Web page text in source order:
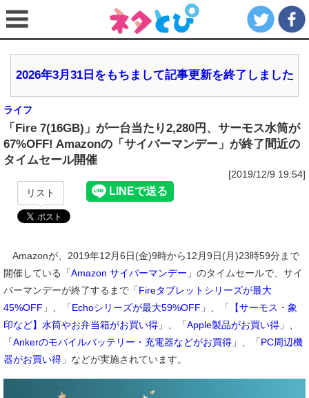
2026年3月31日をもちまして記事更新を終了しました
ライフ
「Fire 7(16GB)」が一台当たり2,280円、サーモス水筒が
67%OFF! Amazonの「サイバーマンデー」が終了間近の
タイムセール開催
[2019/12/9 19:54]
リスト
Amazonが、2019年12月6日(金)9時から12月9日(月)23時59分まで
開催している「Amazon サイバーマンデー 」のタイムセールで、サイ
バーマンデーが終了するまで「Fireタブレットシリーズが最大
45%OFF 」、「Echoシリーズが最大59%OFF 」、「
【サーモス・象
印など】水筒やお弁当箱がお買い得 」、「Apple製品がお買い得 」、
「Ankerのモバイルバッテリー・充電器などがお買得 」、「PC周辺機
器がお買い得 」などが実施されています。